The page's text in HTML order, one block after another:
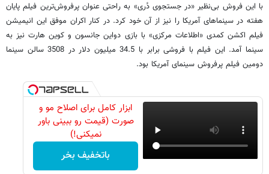
با این فروش بی‌نظیر «در جستجوی دُری» به راحتی عنوان پرفروش‌ترین فیلم پایان
هفته در سینماهای آمریکا را نیز از آن خود کرد. در کنار اکران موفق این انیمیشن
فیلم اکشن کمدی «اطلاعات مرکزی» با بازی دواین جانسون و کوین هارت نیز به
سینما آمد. این فیلم با فروشی برابر با 34.5 میلیون دلار در 3508 سالن سینما
دومین فیلم پرفروش سینمای آمریکا بود.
ابزار کامل برای اصلاح مو و
صورت (قیمت رو ببینی باور
نمیکنی!)
باتخفیف بخر